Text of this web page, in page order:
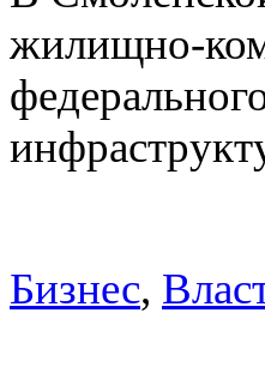
жилищно-
Бизнес,